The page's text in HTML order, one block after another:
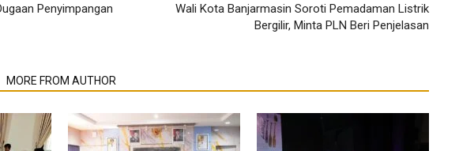
Penyimpangan
Wali Kota Banjarmasin Soroti Pemadaman Listrik
Bergilir, Minta PLN Beri Penjelasan
MORE FROM AUTHOR